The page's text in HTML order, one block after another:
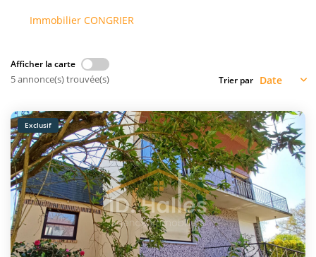
Immobilier CONGRIER
Afficher la carte
5 annonce(s) trouvée(s) Trier par
Exclusif